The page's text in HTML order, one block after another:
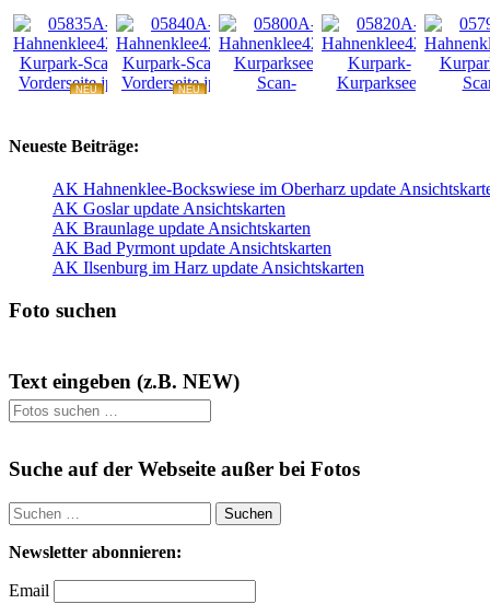
NEU
NEU
Neueste Beiträge:
AK Hahnenklee-Bockswiese im Oberharz update
AK Goslar update Ansichtskarten
AK Braunlage update Ansichtskarten
AK Bad Pyrmont update Ansichtskarten
AK Ilsenburg im Harz update Ansichtskarten
Foto suchen
Text eingeben (z.B. NEW)
Suchen
Suche auf der Webseite außer bei Fotos
Suchen
nach:
Newsletter abonnieren:
Email